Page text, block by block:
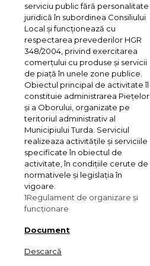
serviciu public fără personalitate
juridică în subordinea Consiliului
Local şi funcţionează cu
respectarea prevederilor HGR
348/2004, privind exercitarea
comerţului cu produse şi servicii
de piaţă în unele zone publice.
Obiectul principal de activitate îl
constituie administrarea Pieţelor
şi a Oborului, organizate pe
teritoriul administrativ al
Municipiului Turda. Serviciul
realizeaza activităţile şi serviciile
specificate în obiectul de
activitate, în condiţiile cerute de
normativele şi legislaţia în
vigoare.
1Regulament de organizare și
funcționare
Document
Descarcă